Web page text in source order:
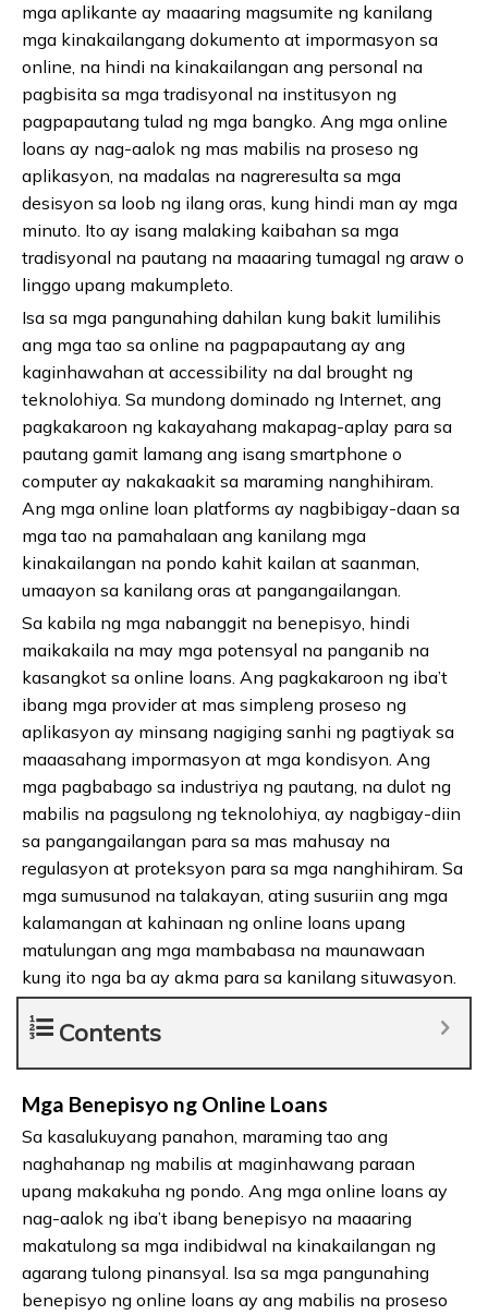
mga aplikante ay maaaring magsumite ng kanilang
mga kinakailangang dokumento at impormasyon sa
online, na hindi na kinakailangan ang personal na
pagbisita sa mga tradisyonal na institusyon ng
pagpapautang tulad ng mga bangko. Ang mga online
loans ay nag-aalok ng mas mabilis na proseso ng
aplikasyon, na madalas na nagreresulta sa mga
desisyon sa loob ng ilang oras, kung hindi man ay mga
minuto. Ito ay isang malaking kaibahan sa mga
tradisyonal na pautang na maaaring tumagal ng araw o
linggo upang makumpleto.
Isa sa mga pangunahing dahilan kung bakit lumilihis
ang mga tao sa online na pagpapautang ay ang
kaginhawahan at accessibility na dal brought ng
teknolohiya. Sa mundong dominado ng Internet, ang
pagkakaroon ng kakayahang makapag-aplay para sa
pautang gamit lamang ang isang smartphone o
computer ay nakakaakit sa maraming nanghihiram.
Ang mga online loan platforms ay nagbibigay-daan sa
mga tao na pamahalaan ang kanilang mga
kinakailangan na pondo kahit kailan at saanman,
umaayon sa kanilang oras at pangangailangan.
Sa kabila ng mga nabanggit na benepisyo, hindi
maikakaila na may mga potensyal na panganib na
kasangkot sa online loans. Ang pagkakaroon ng iba’t
ibang mga provider at mas simpleng proseso ng
aplikasyon ay minsang nagiging sanhi ng pagtiyak sa
maaasahang impormasyon at mga kondisyon. Ang
mga pagbabago sa industriya ng pautang, na dulot ng
mabilis na pagsulong ng teknolohiya, ay nagbigay-diin
sa pangangailangan para sa mas mahusay na
regulasyon at proteksyon para sa mga nanghihiram. Sa
mga sumusunod na talakayan, ating susuriin ang mga
kalamangan at kahinaan ng online loans upang
matulungan ang mga mambabasa na maunawaan
kung ito nga ba ay akma para sa kanilang situwasyon.
Contents
Mga Benepisyo ng Online Loans
Sa kasalukuyang panahon, maraming tao ang
naghahanap ng mabilis at maginhawang paraan
upang makakuha ng pondo. Ang mga online loans ay
nag-aalok ng iba’t ibang benepisyo na maaaring
makatulong sa mga indibidwal na kinakailangan ng
agarang tulong pinansyal. Isa sa mga pangunahing
benepisyo ng online loans ay ang mabilis na proseso